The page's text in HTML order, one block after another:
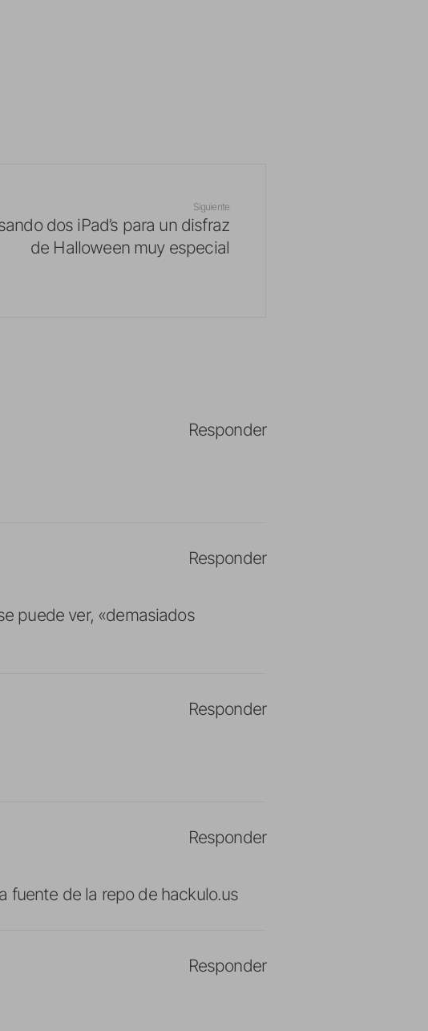
Siguiente
dos iPad’s para un disfraz
de Halloween muy especial
Responder
puede ver, «demasiados
Responder
Responder
fuente de la repo de hackulo.us
Responder
Responder